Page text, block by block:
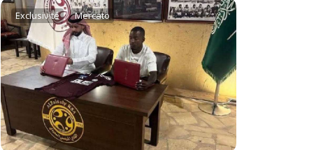
Exclusivité Mercato